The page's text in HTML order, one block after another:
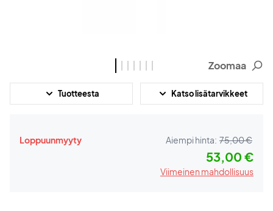
Zoomaa
Tuotteesta Katso lisätarvikkeet
Loppuunmyyty Aiempi hinta: 75,00 €
53,00 €
Viimeinen mahdollisuus